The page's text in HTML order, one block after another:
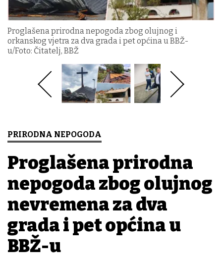
Proglašena prirodna nepogoda zbog olujnog i
orkanskog vjetra za dva grada i pet općina u BBŽ-
u/Foto: Čitatelj, BBŽ
PRIRODNA NEPOGODA
Proglašena prirodna
nepogoda zbog olujnog
nevremena za dva
grada i pet općina u
BBŽ-u